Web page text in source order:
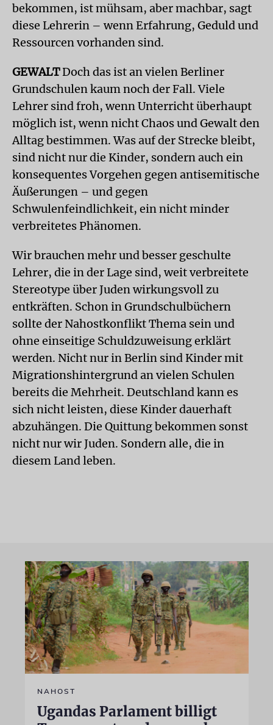
bekommen, ist mühsam, aber machbar, sagt
diese Lehrerin – wenn Erfahrung, Geduld und
Ressourcen vorhanden sind.
GEWALTDoch das ist an vielen Berliner
Grundschulen kaum noch der Fall. Viele
Lehrer sind froh, wenn Unterricht überhaupt
möglich ist, wenn nicht Chaos und Gewalt den
Alltag bestimmen. Was auf der Strecke bleibt,
sind nicht nur die Kinder, sondern auch ein
konsequentes Vorgehen gegen antisemitische
Äußerungen – und gegen
Schwulenfeindlichkeit, ein nicht minder
verbreitetes Phänomen.
Wir brauchen mehr und besser geschulte
Lehrer, die in der Lage sind, weit verbreitete
Stereotype über Juden wirkungsvoll zu
entkräften. Schon in Grundschulbüchern
sollte der Nahostkonflikt Thema sein und
ohne einseitige Schuldzuweisung erklärt
werden. Nicht nur in Berlin sind Kinder mit
Migrationshintergrund an vielen Schulen
bereits die Mehrheit. Deutschland kann es
sich nicht leisten, diese Kinder dauerhaft
abzuhängen. Die Quittung bekommen sonst
nicht nur wir Juden. Sondern alle, die in
diesem Land leben.
NAHOST
Ugandas Parlament billigt